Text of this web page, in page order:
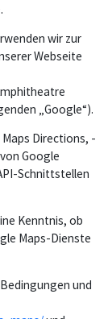
wir zur
Webseite
„Google“).
Directions, -
Google
Schnittstellen
Kenntnis, ob
Maps-Dienste
und